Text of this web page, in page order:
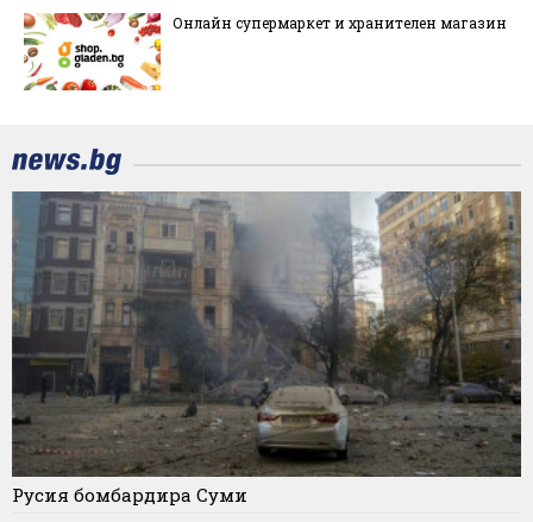
Онлайн супермаркет и хранителен магазин
Русия бомбардира Суми